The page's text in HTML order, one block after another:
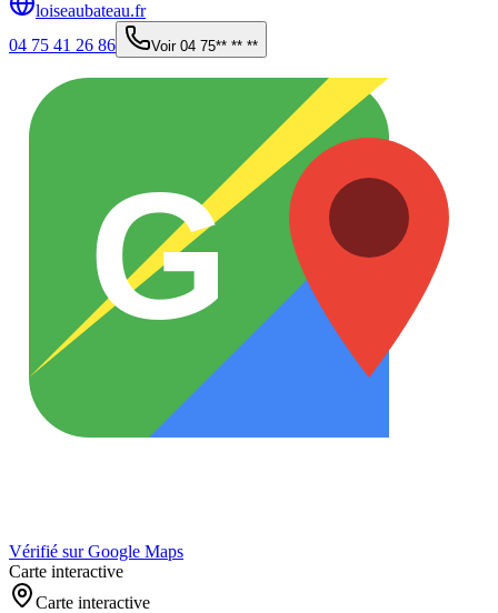
loiseaubateau.fr
04 75 41 26 86
Voir 04 75** ** **
G
Vérifié sur Google Maps
Carte interactive
Carte interactive